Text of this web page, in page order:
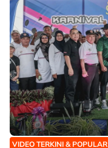
VIDEO TERKINI & POPULAR